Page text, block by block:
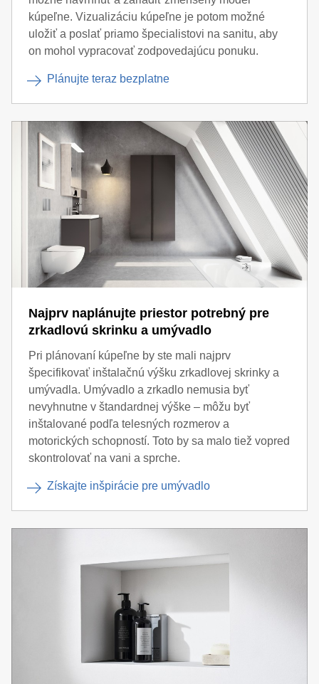
a aspoň 40 centimetrov pri hlavových sprchách. Ak sa
strecha zvažuje príliš nízko, odporúča sa tiež
presunúť sprchu do stredu miestnosti. S pridaním
úplne do vnútra miestnosti. Z priestorových dôvodov
kúpeľne. Vizualizáciu kúpeľne je potom možné
uložiť a poslať priamo špecialistovi na sanitu, aby
on mohol vypracovať zodpovedajúcu ponuku.
Plánujte teraz bezplatne
Najprv naplánujte priestor potrebný pre
zrkadlovú skrinku a umývadlo
Pri plánovaní kúpeľne by ste mali najprv
špecifikovať inštalačnú výšku zrkadlovej skrinky a
umývadla. Umývadlo a zrkadlo nemusia byť
nevyhnutne v štandardnej výške – môžu byť
inštalované podľa telesných rozmerov a
motorických schopností. Toto by sa malo tiež vopred
skontrolovať na vani a sprche.
Získajte inšpirácie pre umývadlo